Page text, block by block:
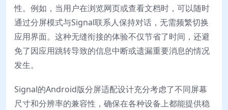
性。例如，当用户在浏览网页或查看文档时，可以随时
通过分屏模式与Signal联系人保持对话，无需频繁切换
应用界面。这种无缝衔接的体验不仅节省了时间，还避
免了因应用跳转导致的信息中断或遗漏重要消息的情况
发生。
Signal的Android版分屏适配设计充分考虑了不同屏幕
尺寸和分辨率的兼容性，确保在各种设备上都能提供稳